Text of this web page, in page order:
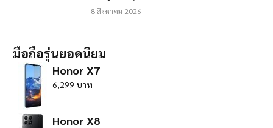
8 สิงหาคม 2026
มือถือรุ่นยอดนิยม
Honor X7
6,299 บาท
Honor X8